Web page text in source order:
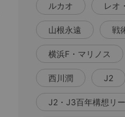
ルカオ レオ
山根永遠 戦
横浜F・マリノス
西川潤 J2
J2・J3百年構想リ